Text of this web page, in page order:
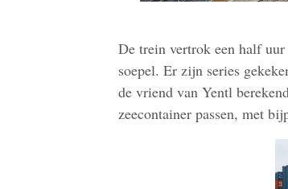
De trein vertrok een half
soepel. Er zijn series
de vriend van Yentl
zeecontainer passen, met